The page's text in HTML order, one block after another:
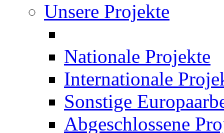
Unsere Projekte
Nationale Projekte
Internationale
Sonstige
Abgeschlossene